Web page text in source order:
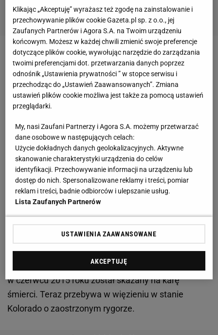
Zobacz wideoPobiegł maraton w ogródku.
Wcześniej przebiegł 42 kilometry wokół łóżka
Sąd apelacyjny w Bostonie orzekł, że zamachowiec
Do zamachu na trasiebostońskiego maratonu
doszło w kwietniu 2013 roku. Pochodzący z
Czeczenii bracia Carnajew - Dżochar i Tamerlan
zdetonował dwiebomby.Zginęły wówczas trzy
osoby, w tym 8-letnie dziecko, a rannych zostało
godziny 14.45 czasu lokalnego w momencie, gdy
część uczestników przekraczała linię mety. Podczas
ucieczki zastrzelono Tamerlana, natomiast Dżochar
został złapany i postawiony przed sądem. Carnajew
w czerwcu 2015 roku został skazany na karę
śmierci. Teraz przebywa w więzieniu w stanie
Kolorado o zaostrzonym rygorze.
Klikając „Akceptuję” wyrażasz też zgodę na zainstalowanie i
przechowywanie plików cookie Gazeta.pl sp. z o.o., jej
Zaufanych Partnerów i Agora S.A. na Twoim urządzeniu
końcowym. Możesz w każdej chwili zmienić swoje preferencje
dotyczące plików cookie, wywołując narzędzie do zarządzania
twoimi preferencjami dot. przetwarzania danych poprzez
odnośnik „Ustawienia prywatności ” w stopce serwisu i
przechodząc do „Ustawień Zaawansowanych”. Zmiana
ustawień plików cookie możliwa jest także za pomocą ustawień
przeglądarki.
My, nasi Zaufani Partnerzy i Agora S.A. możemy przetwarzać
dane osobowe w następujących celach:
Użycie dokładnych danych geolokalizacyjnych. Aktywne
skanowanie charakterystyki urządzenia do celów
identyfikacji. Przechowywanie informacji na urządzeniu lub
dostęp do nich. Spersonalizowane reklamy i treści, pomiar
reklam i treści, badnie odbiorców i ulepszanie usług.
Lista Zaufanych Partnerów
USTAWIENIA ZAAWANSOWANE
AKCEPTUJĘ